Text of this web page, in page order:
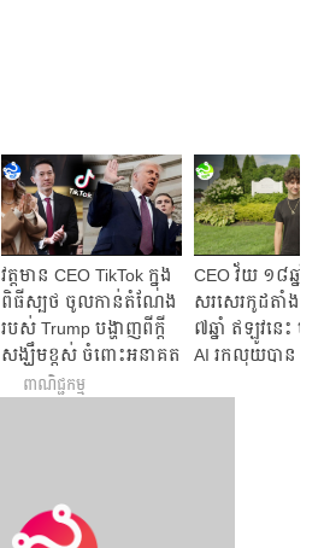
វត្តមាន CEO TikTok ក្នុង
ពិធីស្បថ ចូលកាន់តំណែង
របស់ Trump បង្ហាញពីក្តី
សង្ឃឹមខ្ពស់ ចំពោះអនាគត
CEO វ័យ ១៨ឆ្នាំ
សរសេរកូដតាំងពី
៧ឆ្នាំ ឥឡូវនេះ មា
AI រកលុយបាន ខ្ទ
ពាណិជ្ជកម្ម